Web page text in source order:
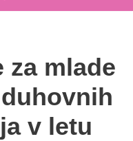
za mlade
v letu